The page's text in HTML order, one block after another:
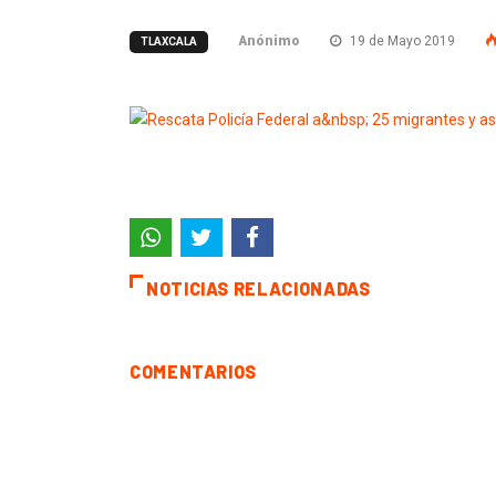
TLAXCALA Anónimo 19 de Mayo 2019
NOTICIAS RELACIONADAS
COMENTARIOS